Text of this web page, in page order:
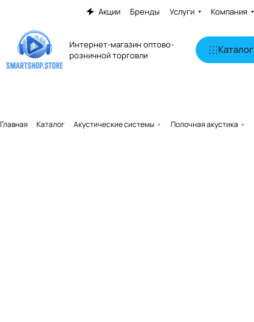
Акции Бренды Услуги Компания
Интернет-магазин оптово-
розничной торговли
Каталог
Главная Каталог Акустические системы Полочная акустика